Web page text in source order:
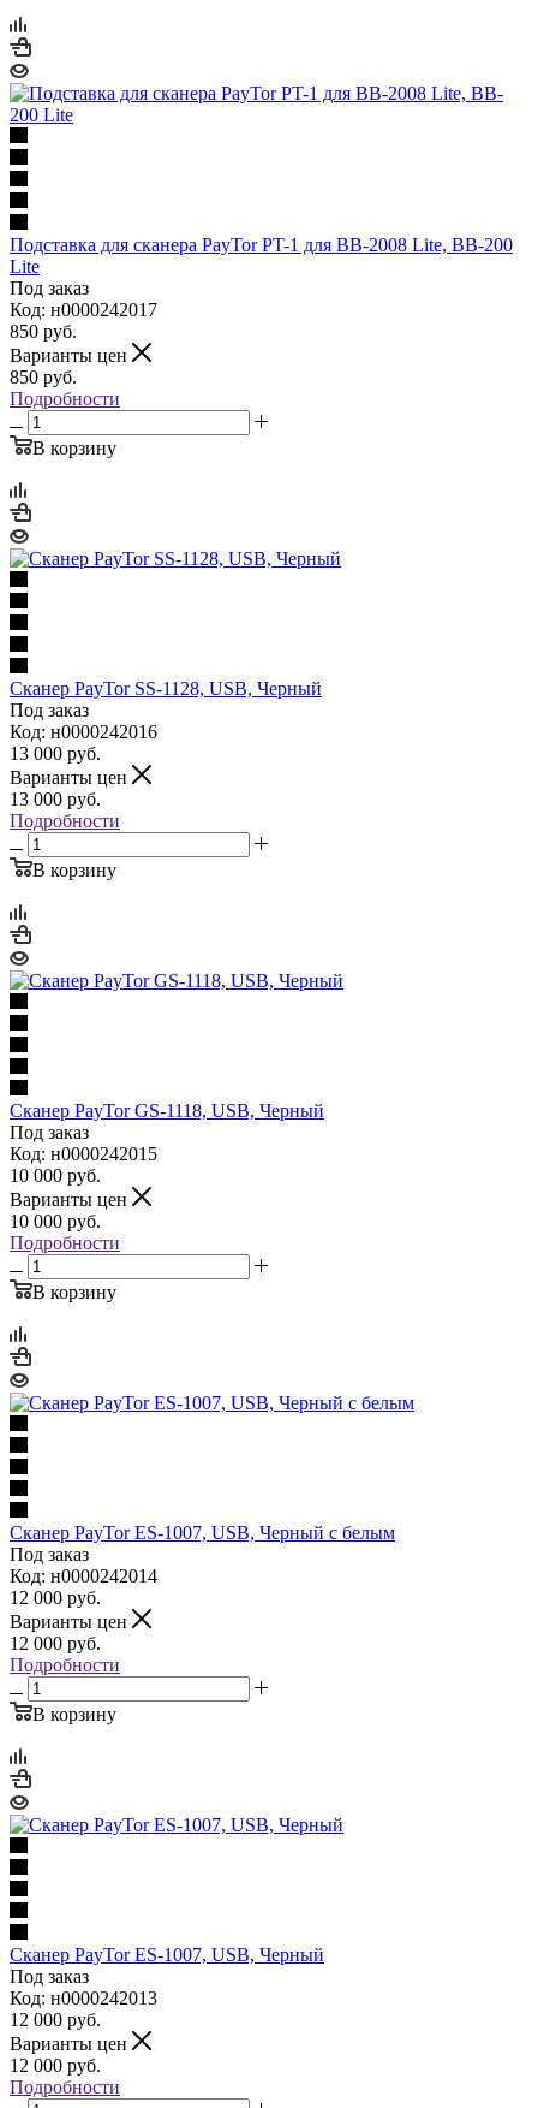
Подставка для сканера PayTor PT-1 для BB-2008 Lite, BB-200
Lite
Под заказ
Код: н0000242017
850 руб.
Варианты цен
850 руб.
Подробности
В корзину
Сканер PayTor SS-1128, USB, Черный
Под заказ
Код: н0000242016
13 000 руб.
Варианты цен
13 000 руб.
Подробности
В корзину
Сканер PayTor GS-1118, USB, Черный
Под заказ
Код: н0000242015
10 000 руб.
Варианты цен
10 000 руб.
Подробности
В корзину
Сканер PayTor ES-1007, USB, Черный с белым
Под заказ
Код: н0000242014
12 000 руб.
Варианты цен
12 000 руб.
Подробности
В корзину
Сканер PayTor ES-1007, USB, Черный
Под заказ
Код: н0000242013
12 000 руб.
Варианты цен
12 000 руб.
Подробности